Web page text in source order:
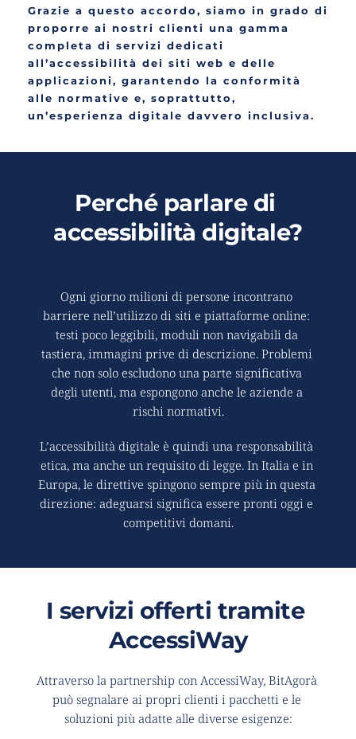
Grazie a questo accordo, siamo in grado di
proporre ai nostri clienti una gamma
completa di servizi dedicati
all’accessibilità dei siti web e delle
applicazioni, garantendo la conformità
alle normative e, soprattutto,
un’esperienza digitale davvero inclusiva.
Perché parlare di
accessibilità digitale?
Ogni giorno milioni di persone incontrano
barriere nell’utilizzo di siti e piattaforme online:
testi poco leggibili, moduli non navigabili da
tastiera, immagini prive di descrizione. Problemi
che non solo escludono una parte significativa
degli utenti, ma espongono anche le aziende a
rischi normativi.
L’accessibilità digitale è quindi una responsabilità
etica, ma anche un requisito di legge. In Italia e in
Europa, le direttive spingono sempre più in questa
direzione: adeguarsi significa essere pronti oggi e
competitivi domani.
I servizi offerti tramite
AccessiWay
Attraverso la partnership con AccessiWay, BitAgorà
può segnalare ai propri clienti i pacchetti e le
soluzioni più adatte alle diverse esigenze: